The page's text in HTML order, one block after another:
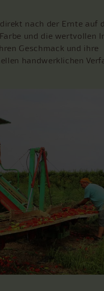
nach der Ernte auf
und die wertvollen
Geschmack und ihre
handwerklichen